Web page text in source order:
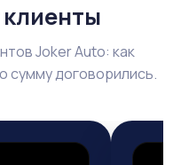
клиенты
Joker Auto: как
сумму договорились.